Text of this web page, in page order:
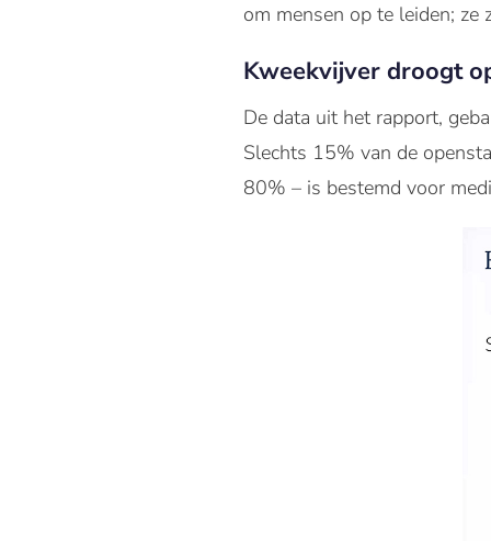
om mensen op te leiden; ze
Kweekvijver droogt
De data uit het rapport,
Slechts 15% van de
80% – is bestemd voor